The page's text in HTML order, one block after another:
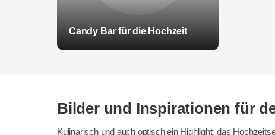
Candy Bar für die Hochzeit
Bilder und Inspirationen für
Kulinarisch und auch optisch ein Highlight: das